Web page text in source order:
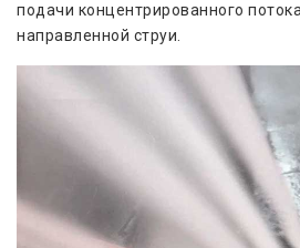
подачи концентрированного
направленной струи.